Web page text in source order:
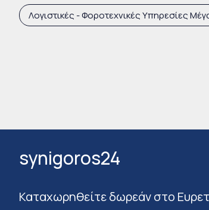
Λογιστικές - Φοροτεχνικές Υπηρεσίες
synigoros24
Καταχωρηθείτε δωρεάν στο